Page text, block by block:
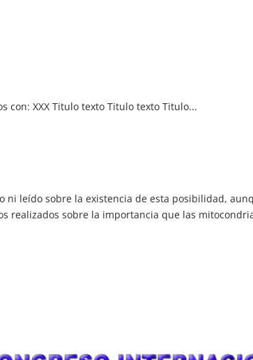
con: XXX Titulo texto Titulo texto Titulo...
ni leído sobre la existencia de esta posibilidad,
realizados sobre la importancia que las